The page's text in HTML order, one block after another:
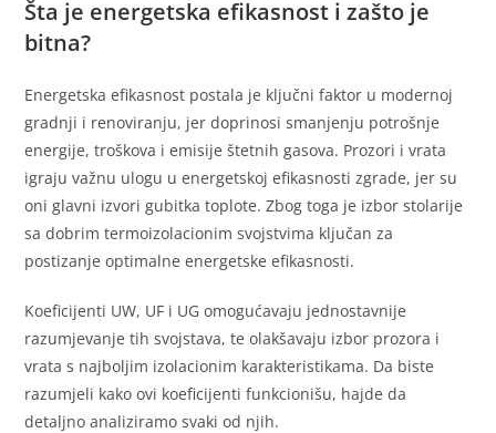
Šta je energetska efikasnost i zašto je
bitna?
Energetska efikasnost postala je ključni faktor u modernoj
gradnji i renoviranju, jer doprinosi smanjenju potrošnje
energije, troškova i emisije štetnih gasova. Prozori i vrata
igraju važnu ulogu u energetskoj efikasnosti zgrade, jer su
oni glavni izvori gubitka toplote. Zbog toga je izbor stolarije
sa dobrim termoizolacionim svojstvima ključan za
postizanje optimalne energetske efikasnosti.
Koeficijenti UW, UF i UG omogućavaju jednostavnije
razumjevanje tih svojstava, te olakšavaju izbor prozora i
vrata s najboljim izolacionim karakteristikama. Da biste
razumjeli kako ovi koeficijenti funkcionišu, hajde da
detaljno analiziramo svaki od njih.